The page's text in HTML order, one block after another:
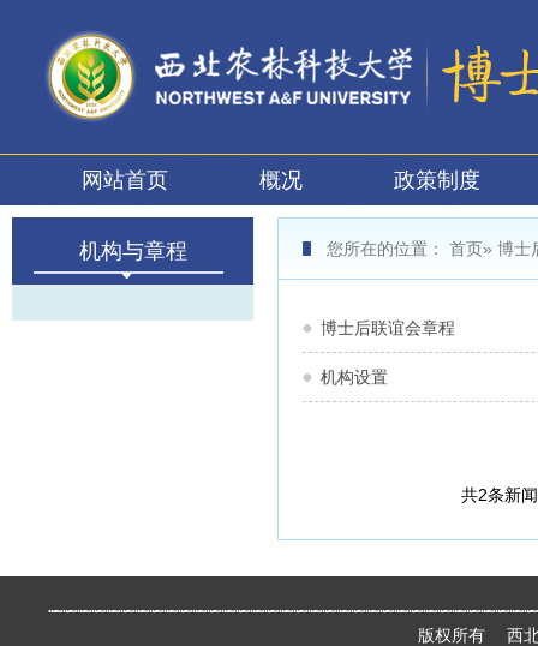
网站首页 概况 政策制度
机构与章程 您所在的位置： 首页» 博士
博士后联谊会章程
机构设置
共2条新
版权所有